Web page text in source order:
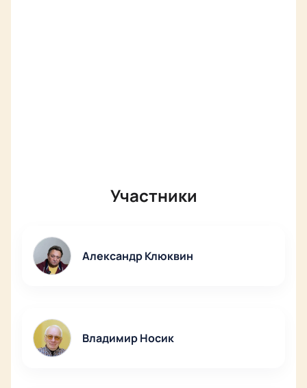
Участники
Александр Клюквин
Владимир Носик